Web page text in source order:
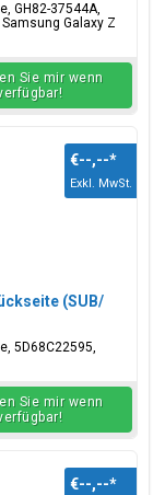
GH82-37544A,
Galaxy Z
Sie mir wenn
(SUB/
5D68C22595,
€--,--*
Exkl. MwSt.
Sie mir wenn
€--,--*